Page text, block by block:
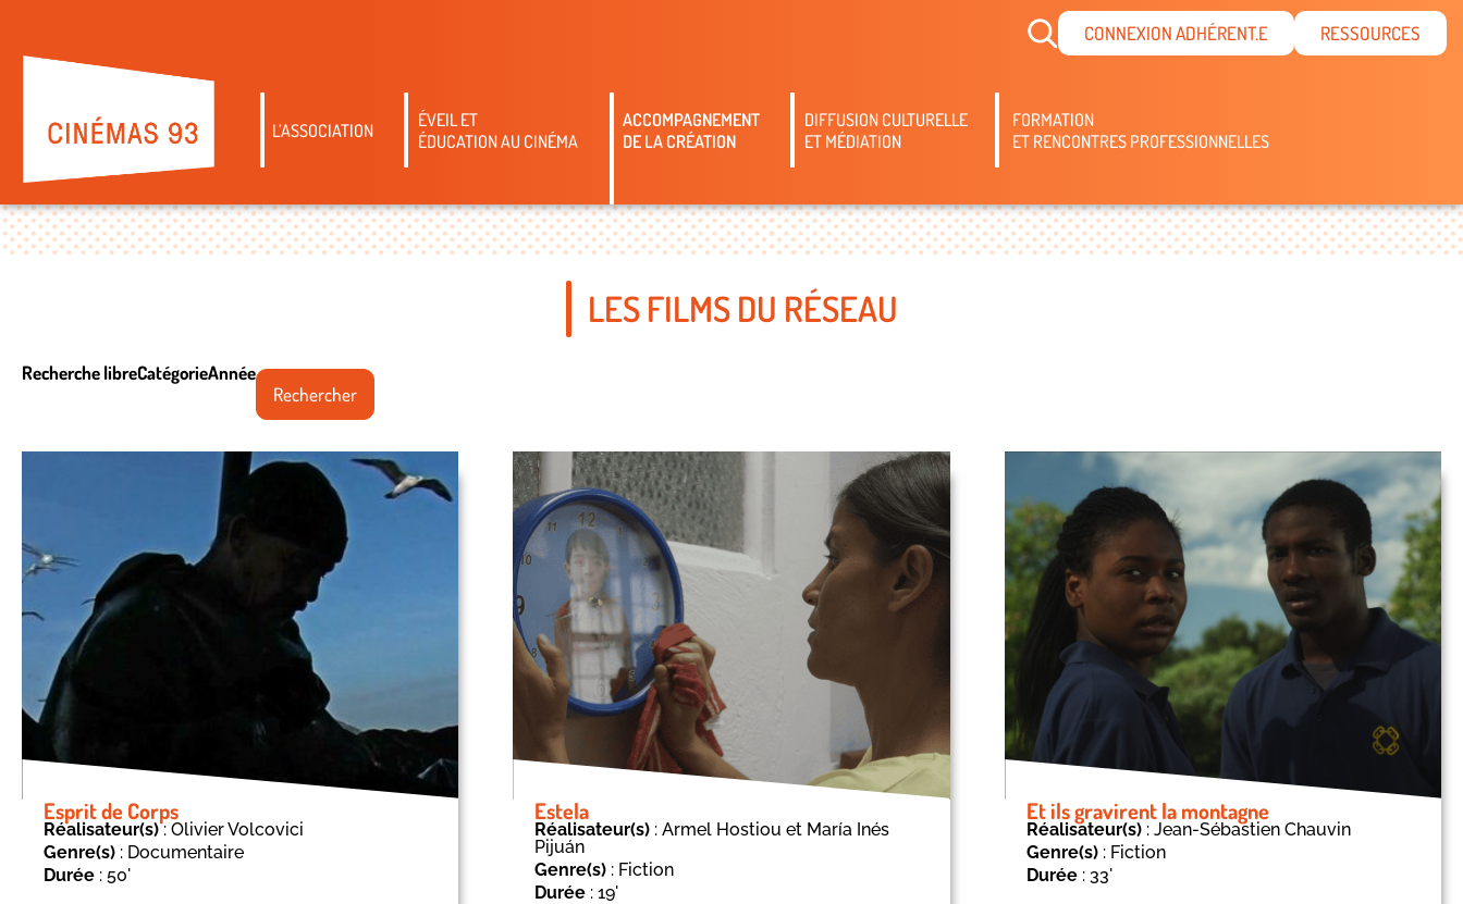
CONNEXION ADHÉRENT.E RESSOURCES
L’ASSOCIATION
ÉVEIL ET
ÉDUCATION AU CINÉMA
ACCOMPAGNEMENT
DE LA CRÉATION
DIFFUSION CULTURELLE
ET MÉDIATION
FORMATION
ET RENCONTRES PROFESSIONNELLES
LES FILMS DU RÉSEAU
Recherche libreCatégorieAnnée
Rechercher
Esprit de Corps
Réalisateur(s): Olivier Volcovici
Genre(s) : Documentaire
Durée : 50'
Estela
Réalisateur(s) : Armel Hostiou et María Inés
Pijuán
Genre(s) : Fiction
Durée : 19'
Et ils gravirent la montagne
Réalisateur(s): Jean-Sébastien Chauvin
Genre(s): Fiction
Durée: 33'